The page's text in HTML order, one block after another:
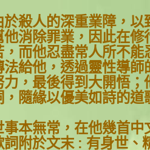
於殺人的深重業障，
他消除罪業，因此在修
，而他忍盡常人所不
法給他，透過靈性導師
力，最後得到大開悟
，隨緣以優美如詩的道
事本無常，在他幾首
詞附於文末: 有身世、